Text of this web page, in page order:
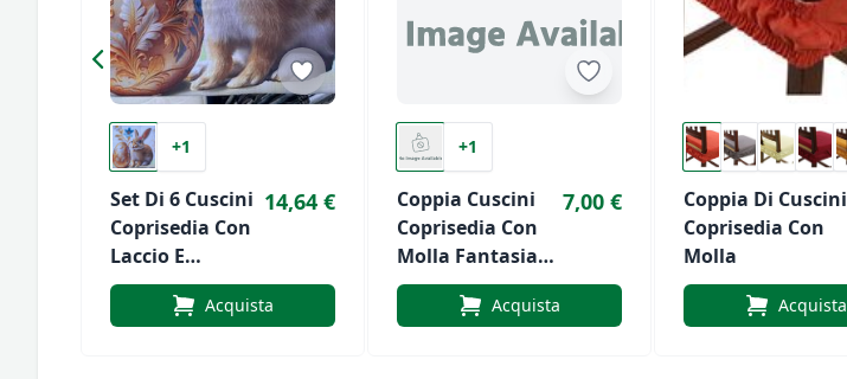
+1
Set Di 6 Cuscini
Coprisedia Con
Laccio E
Fantasia
Pasquale
14,64 €
Acquista
+1
Coppia Cuscini
Coprisedia Con
Molla Fantasia
Art.vesto
7,00 €
Acquista
Coppia Di Cuscini
Coprisedia Con
Molla
Acquista